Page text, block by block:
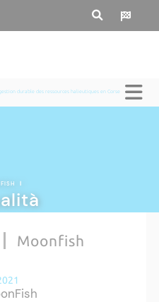
durable des ressources halieutiques en Corse
|
Moonfish